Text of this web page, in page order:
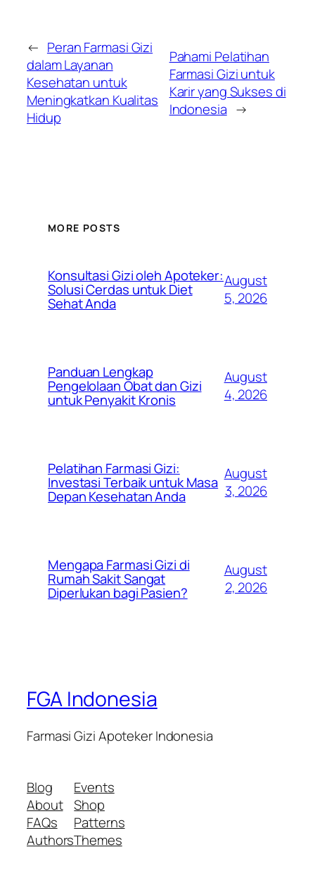
← Peran Farmasi Gizi
dalam Layanan
Kesehatan untuk
Meningkatkan Kualitas
Hidup
Pahami Pelatihan
Farmasi Gizi untuk
Karir yang Sukses di
Indonesia →
MORE POSTS
Konsultasi Gizi oleh Apoteker:
Solusi Cerdas untuk Diet
Sehat Anda
August
5, 2026
Panduan Lengkap
Pengelolaan Obat dan Gizi
untuk Penyakit Kronis
August
4, 2026
Pelatihan Farmasi Gizi:
Investasi Terbaik untuk Masa
Depan Kesehatan Anda
August
3, 2026
Mengapa Farmasi Gizi di
Rumah Sakit Sangat
Diperlukan bagi Pasien?
August
2, 2026
FGA Indonesia
Farmasi Gizi Apoteker Indonesia
Blog
About
FAQs
Authors
Events
Shop
Patterns
Themes